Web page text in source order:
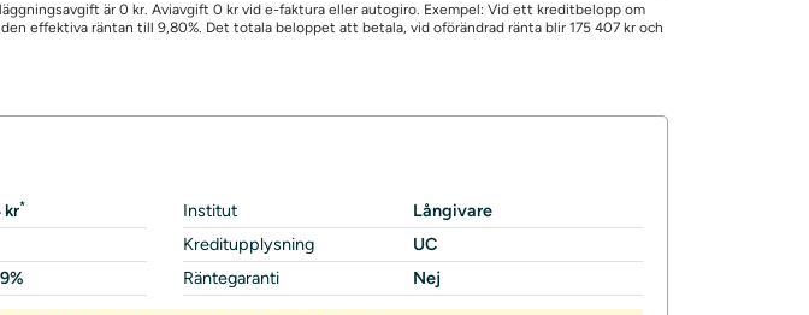
är 0 kr. Aviavgift 0 kr vid e-faktura eller autogiro. Exempel: Vid ett kreditbelopp om
effektiva räntan till 9,80%. Det totala beloppet att betala, vid oförändrad ränta blir 175 407 kr och
kr* Institut
Långivare
Kreditupplysning
UC
Räntegaranti
Nej